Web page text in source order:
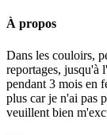
À propos
Dans les couloirs,
reportages, jusqu'à
pendant 3 mois en
plus car je n'ai pas
veuillent bien